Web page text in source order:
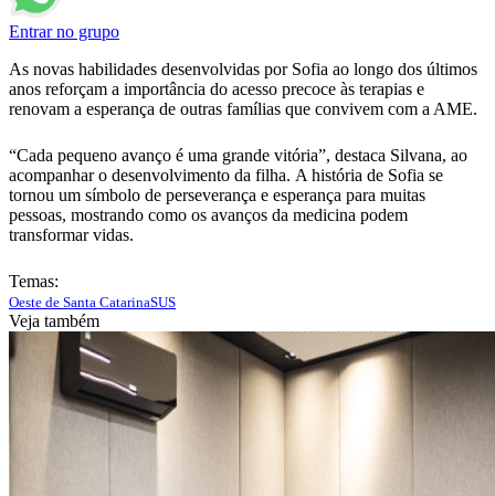
Entrar no grupo
As novas habilidades desenvolvidas por Sofia ao longo dos últimos
anos reforçam a importância do acesso precoce às terapias e
renovam a esperança de outras famílias que convivem com a AME.
“Cada pequeno avanço é uma grande vitória”, destaca Silvana, ao
acompanhar o desenvolvimento da filha. A história de Sofia se
tornou um símbolo de perseverança e esperança para muitas
pessoas, mostrando como os avanços da medicina podem
transformar vidas.
Temas:
Oeste de Santa CatarinaSUS
Veja também